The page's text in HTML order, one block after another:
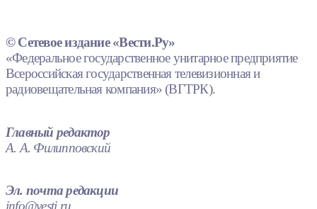
© Сетевое издание «Вести.Ру»
«Федеральное государственное унитарное предприятие
Всероссийская государственная телевизионная и
радиовещательная компания» (ВГТРК).
Главный редактор
А. А. Филипповский
Эл. почта редакции
info@vesti.ru